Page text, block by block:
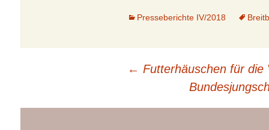
Sennesee
NSG
Presseberichte IV/2018
Beitragsnavigation
← Futterhäuschen für die